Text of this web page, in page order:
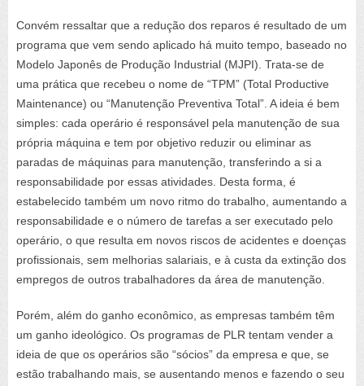
Convém ressaltar que a redução dos reparos é resultado de um
programa que vem sendo aplicado há muito tempo, baseado no
Modelo Japonês de Produção Industrial (MJPI). Trata-se de
uma prática que recebeu o nome de “TPM” (Total Productive
Maintenance) ou “Manutenção Preventiva Total”. A ideia é bem
simples: cada operário é responsável pela manutenção de sua
própria máquina e tem por objetivo reduzir ou eliminar as
paradas de máquinas para manutenção, transferindo a si a
responsabilidade por essas atividades. Desta forma, é
estabelecido também um novo ritmo do trabalho, aumentando a
responsabilidade e o número de tarefas a ser executado pelo
operário, o que resulta em novos riscos de acidentes e doenças
profissionais, sem melhorias salariais, e à custa da extinção dos
empregos de outros trabalhadores da área de manutenção.
Porém, além do ganho econômico, as empresas também têm
um ganho ideológico. Os programas de PLR tentam vender a
ideia de que os operários são “sócios” da empresa e que, se
estão trabalhando mais, se ausentando menos e fazendo o seu